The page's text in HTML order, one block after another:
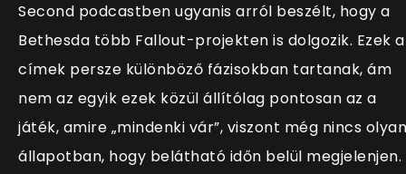
Second podcastben ugyanis arról beszélt, hogy a
Bethesda több Fallout-projekten is dolgozik. Ezek a
címek persze különböző fázisokban tartanak, ám
nem az egyik ezek közül állítólag pontosan az a
játék, amire „mindenki vár”, viszont még nincs olyan
állapotban, hogy belátható időn belül megjelenjen.